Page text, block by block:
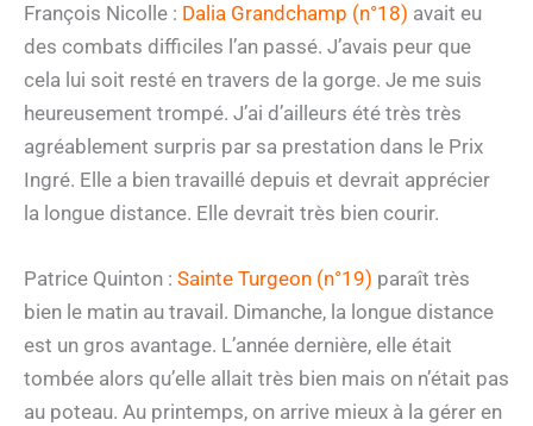
François Nicolle : Dalia Grandchamp (n°18) avait eu
des combats difficiles l’an passé. J’avais peur que
cela lui soit resté en travers de la gorge. Je me suis
heureusement trompé. J’ai d’ailleurs été très très
agréablement surpris par sa prestation dans le Prix
Ingré. Elle a bien travaillé depuis et devrait apprécier
la longue distance. Elle devrait très bien courir.
Patrice Quinton : Sainte Turgeon (n°19) paraît très
bien le matin au travail. Dimanche, la longue distance
est un gros avantage. L’année dernière, elle était
tombée alors qu’elle allait très bien mais on n’était pas
au poteau. Au printemps, on arrive mieux à la gérer en